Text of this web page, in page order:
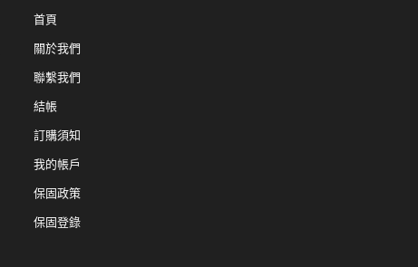
首頁
關於我們
聯繫我們
結帳
訂購須知
我的帳戶
保固政策
保固登錄